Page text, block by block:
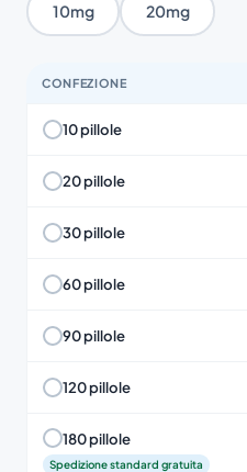
10mg 20mg
CONFEZIONE
10 pillole
20 pillole
30 pillole
60 pillole
90 pillole
120 pillole
180 pillole
Spedizione standard gratuita